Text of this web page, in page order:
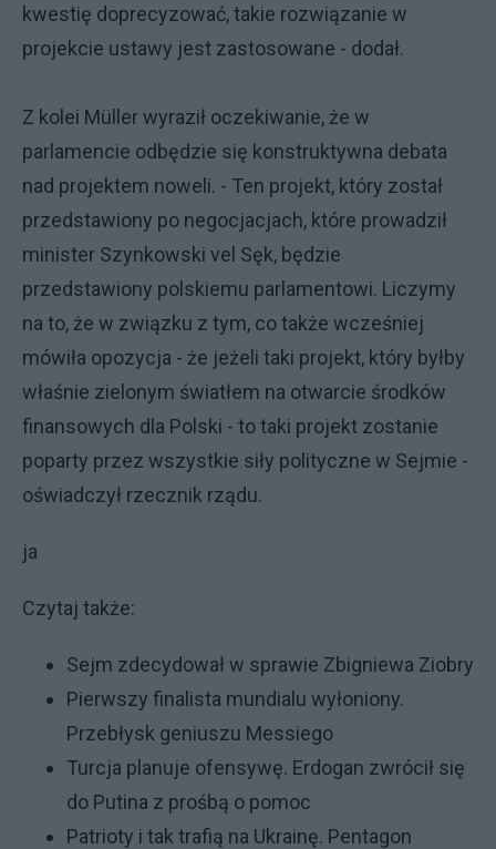
kwestię doprecyzować, takie rozwiązanie w
projekcie ustawy jest zastosowane - dodał.
Z kolei Müller wyraził oczekiwanie, że w
parlamencie odbędzie się konstruktywna debata
nad projektem noweli. - Ten projekt, który został
przedstawiony po negocjacjach, które prowadził
minister Szynkowski vel Sęk, będzie
przedstawiony polskiemu parlamentowi. Liczymy
na to, że w związku z tym, co także wcześniej
mówiła opozycja - że jeżeli taki projekt, który byłby
właśnie zielonym światłem na otwarcie środków
finansowych dla Polski - to taki projekt zostanie
poparty przez wszystkie siły polityczne w Sejmie -
oświadczył rzecznik rządu.
ja
Czytaj także:
Sejm zdecydował w sprawie Zbigniewa Ziobry
Pierwszy finalista mundialu wyłoniony.
Przebłysk geniuszu Messiego
Turcja planuje ofensywę. Erdogan zwrócił się
do Putina z prośbą o pomoc
Patrioty i tak trafią na Ukrainę. Pentagon